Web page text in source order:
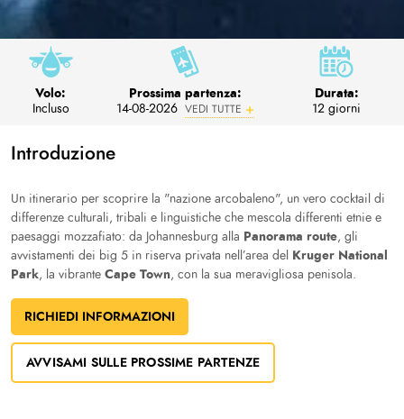
Volo:
Incluso
Prossima partenza:
14-08-2026 VEDI TUTTE
Durata:
12 giorni
Introduzione
Un itinerario per scoprire la "nazione arcobaleno", un vero cocktail di
differenze culturali, tribali e linguistiche che mescola differenti etnie e
paesaggi mozzafiato: da Johannesburg alla Panorama route, gli
avvistamenti dei big 5 in riserva privata nell’area del Kruger National
Park, la vibrante Cape Town, con la sua meravigliosa penisola.
RICHIEDI INFORMAZIONI
AVVISAMI SULLE PROSSIME PARTENZE